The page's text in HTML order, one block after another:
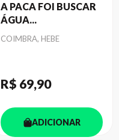
A PACA FOI BUSCAR
ÁGUA...
Autor
COIMBRA, HEBE
R$ 69,90
ADICIONAR